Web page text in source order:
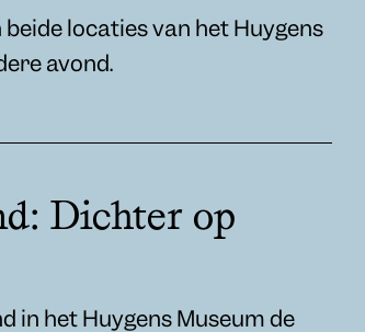
locaties van het Huygens
avond.
Dichter op
in het Huygens Museum de